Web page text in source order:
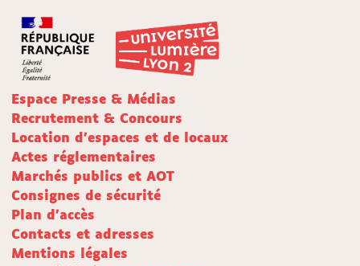
Espace Presse & Médias
Recrutement & Concours
Location d'espaces et de locaux
Actes réglementaires
Marchés publics et AOT
Consignes de sécurité
Plan d'accès
Contacts et adresses
Mentions légales